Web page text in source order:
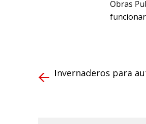
Obras
Invernaderos para